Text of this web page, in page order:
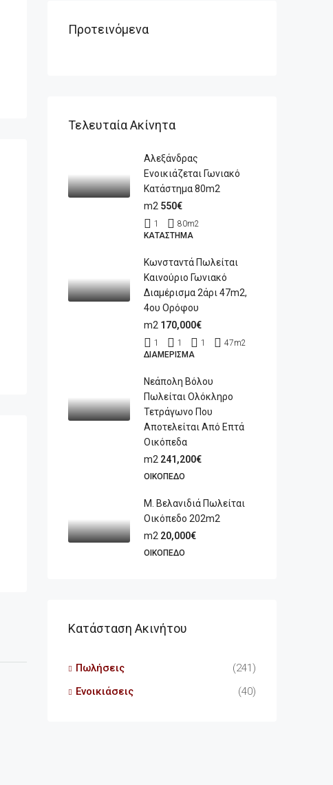
Προτεινόμενα
Τελευταία Ακίνητα
Αλεξάνδρας
Ενοικιάζεται Γωνιακό
Κατάστημα 80m2
m2 550€
1 80m2
ΚΑΤΆΣΤΗΜΑ
Κωνσταντά Πωλείται
Καινούριο Γωνιακό
Διαμέρισμα 2άρι 47m2,
4ου Ορόφου
m2 170,000€
1 1 1 47m2
ΔΙΑΜΈΡΙΣΜΑ
Νεάπολη Βόλου
Πωλείται Ολόκληρο
Τετράγωνο Που
Αποτελείται Από Επτά
Οικόπεδα
m2 241,200€
ΟΙΚΌΠΕΔΟ
Μ. Βελανιδιά Πωλείται
Οικόπεδο 202m2
m2 20,000€
ΟΙΚΌΠΕΔΟ
Κατάσταση Ακινήτου
Πωλήσεις
(241)
Ενοικιάσεις
(40)